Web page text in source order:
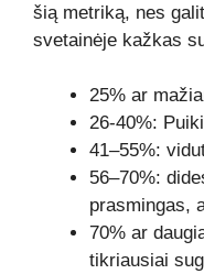
šią metriką, nes
svetainėje kažkas
25% ar
26-40%:
41–55%:
56–70%:
prasmingas,
70% ar
tikriausiai